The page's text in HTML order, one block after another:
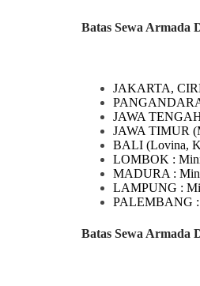
Batas Sewa Armada
JAKARTA,
JAWA
JAWA TIMUR
BALI (Lovina,
LOMBOK :
MADURA :
LAMPUNG :
PALEMBANG :
Batas Sewa Armada